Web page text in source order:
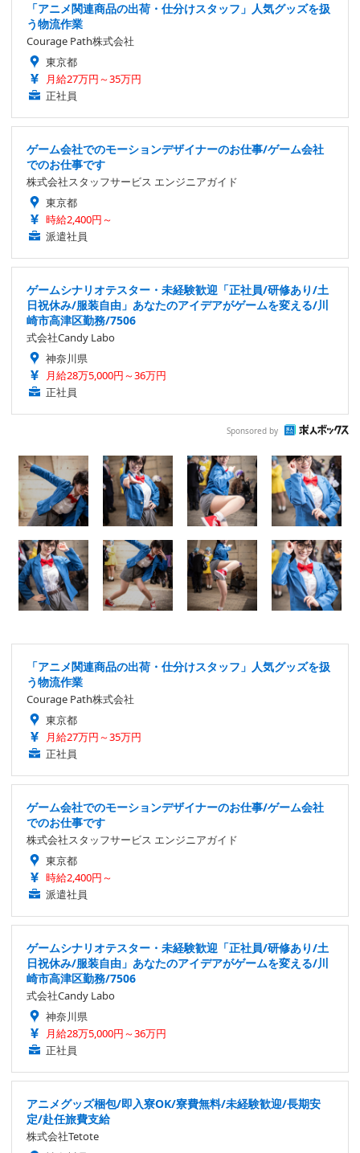
「アニメ関連商品の出荷・仕分けスタッフ」人気グッズを扱
う物流作業
Courage Path株式会社
東京都
月給27万円～35万円
正社員
ゲーム会社でのモーションデザイナーのお仕事/ゲーム会社
でのお仕事です
株式会社スタッフサービス エンジニアガイド
東京都
時給2,400円～
派遣社員
ゲームシナリオテスター・未経験歓迎「正社員/研修あり/土
日祝休み/服装自由」あなたのアイデアがゲームを変える/川
崎市高津区勤務/7506
式会社Candy Labo
神奈川県
月給28万5,000円～36万円
正社員
Sponsored by
「アニメ関連商品の出荷・仕分けスタッフ」人気グッズを扱
う物流作業
Courage Path株式会社
東京都
月給27万円～35万円
正社員
ゲーム会社でのモーションデザイナーのお仕事/ゲーム会社
でのお仕事です
株式会社スタッフサービス エンジニアガイド
東京都
時給2,400円～
派遣社員
ゲームシナリオテスター・未経験歓迎「正社員/研修あり/土
日祝休み/服装自由」あなたのアイデアがゲームを変える/川
崎市高津区勤務/7506
式会社Candy Labo
神奈川県
月給28万5,000円～36万円
正社員
アニメグッズ梱包/即入寮OK/寮費無料/未経験歓迎/長期安
定/赴任旅費支給
株式会社Tetote